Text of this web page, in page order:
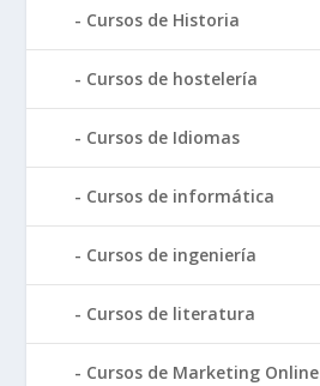
Cursos de Historia
Cursos de hostelería
Cursos de Idiomas
Cursos de informática
Cursos de ingeniería
Cursos de literatura
Cursos de Marketing Online